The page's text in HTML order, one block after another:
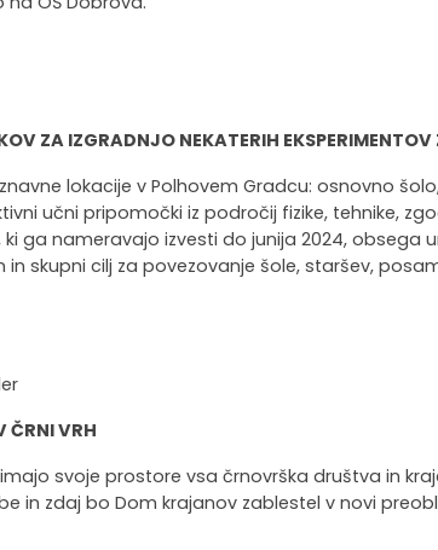
ZA IZGRADNJO NEKATERIH
lokacije v Polhovem Gradcu: osnovno
učni pripomočki iz področij fizike, tehnike,
ga nameravajo izvesti do junija 2024,
skupni cilj za povezovanje šole, staršev,
ČRNI VRH
svoje prostore vsa črnovrška društva in
in zdaj bo Dom krajanov zablestel v novi